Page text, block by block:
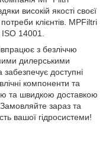
високій якості своєї
потреби клієнтів. MPFiltri
14001.
з безліччю
дилерськими
доступні
компоненти та
та швидкою доставкою
Замовляйте зараз та
вашої гідросистеми!